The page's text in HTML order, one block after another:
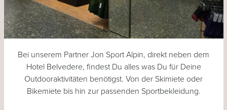
Bei unserem Partner Jon Sport Alpin, direkt neben dem
Hotel Belvedere, findest Du alles was Du für Deine
Outdooraktivitäten benötigst. Von der Skimiete oder
Bikemiete bis hin zur passenden Sportbekleidung.